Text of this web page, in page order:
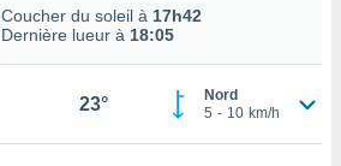
Coucher du soleil à 17h42
Dernière lueur à 18:05
23°
Nord
5 - 10 km/h